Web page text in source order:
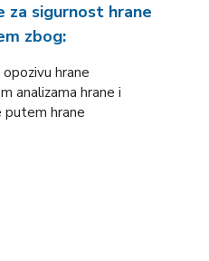
za sigurnost hrane
zbog:
hrane
analizama hrane i
putem hrane